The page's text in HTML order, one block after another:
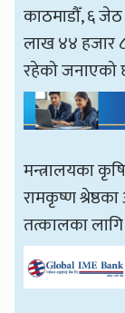
काठमाडौँ, ६
लाख ४४ हजार
रहेको जनाएको
मन्त्रालयका
रामकृष्ण
तत्कालका